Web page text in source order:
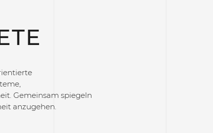
Gemeinsam spiegeln
anzugehen.